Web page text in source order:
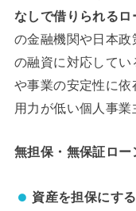
なしで借りられるロ
の金融機関や日本
の融資に対応してい
や事業の安定性に
用力が低い個人事業
無担保・無保証ロー
資産を担保にす